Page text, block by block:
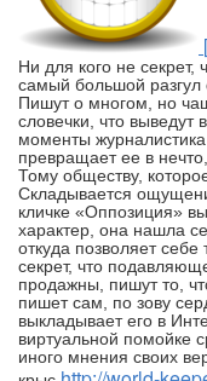
Ни для кого не
самый большой разгул
Пишут о многом, но
словечки, что выведут
моменты
превращает ее в
Тому обществу,
Складывается
кличке «Оппозиция»
характер, она нашла
откуда позволяет
секрет, что
продажны, пишут то,
пишет сам, по зову
выкладывает его в
виртуальной помойке
иного мнения своих